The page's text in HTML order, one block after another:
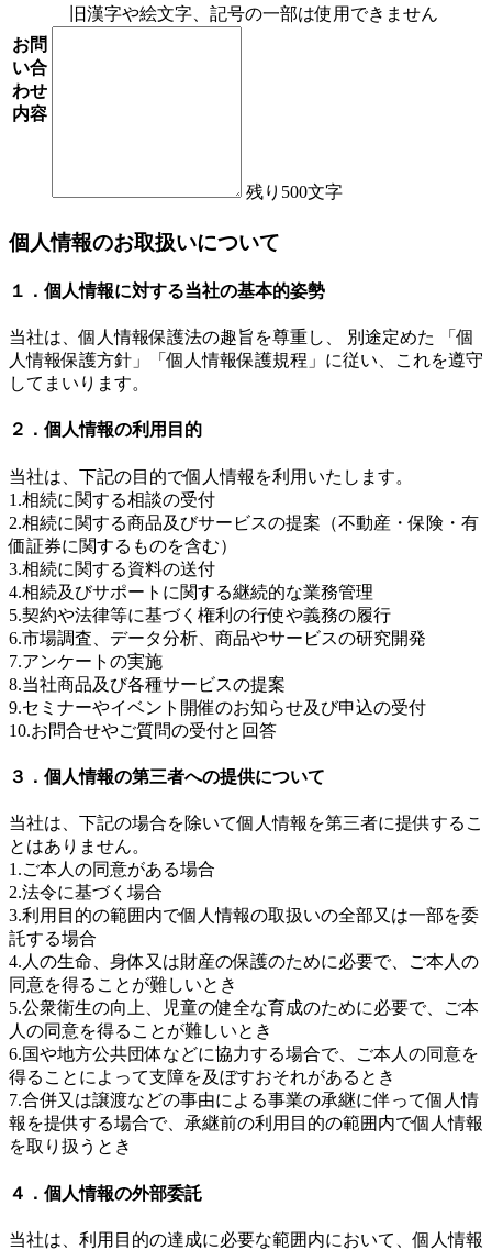
お問
い合
わせ
内容
旧漢字や絵文字、記号の一部は使用できません
残り 500文字
個人情報のお取扱いについて
１．個人情報に対する当社の基本的姿勢
当社は、個人情報保護法の趣旨を尊重し、 別途定めた 「個
人情報保護方針」「個人情報保護規程」に従い、これを遵守
してまいります。
２．個人情報の利用目的
当社は、下記の目的で個人情報を利用いたします。
1.相続に関する相談の受付
2.相続に関する商品及びサービスの提案（不動産・保険・有
価証券に関するものを含む）
3.相続に関する資料の送付
4.相続及びサポートに関する継続的な業務管理
5.契約や法律等に基づく権利の行使や義務の履行
6.市場調査、データ分析、商品やサービスの研究開発
7.アンケートの実施
8.当社商品及び各種サービスの提案
9.セミナーやイベント開催のお知らせ及び申込の受付
10.お問合せやご質問の受付と回答
３．個人情報の第三者への提供について
当社は、下記の場合を除いて個人情報を第三者に提供するこ
とはありません。
1.ご本人の同意がある場合
2.法令に基づく場合
3.利用目的の範囲内で個人情報の取扱いの全部又は一部を委
託する場合
4.人の生命、身体又は財産の保護のために必要で、ご本人の
同意を得ることが難しいとき
5.公衆衛生の向上、児童の健全な育成のために必要で、ご本
人の同意を得ることが難しいとき
6.国や地方公共団体などに協力する場合で、ご本人の同意を
得ることによって支障を及ぼすおそれがあるとき
7.合併又は譲渡などの事由による事業の承継に伴って個人情
報を提供する場合で、承継前の利用目的の範囲内で個人情報
を取り扱うとき
４．個人情報の外部委託
当社は、利用目的の達成に必要な範囲内において、個人情報